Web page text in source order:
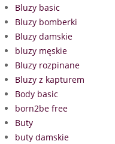
Bluzy basic
Bluzy bomberki
Bluzy damskie
bluzy męskie
Bluzy rozpinane
Bluzy z kapturem
Body basic
born2be free
Buty
buty damskie